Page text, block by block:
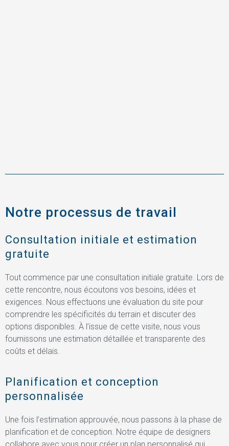
Notre processus de travail
Consultation initiale et estimation
gratuite
Tout commence par une consultation initiale gratuite. Lors de
cette rencontre, nous écoutons vos besoins, idées et
exigences. Nous effectuons une évaluation du site pour
comprendre les spécificités du terrain et discuter des
options disponibles. À l’issue de cette visite, nous vous
fournissons une estimation détaillée et transparente des
coûts et délais.
Planification et conception
personnalisée
Une fois l’estimation approuvée, nous passons à la phase de
planification et de conception. Notre équipe de designers